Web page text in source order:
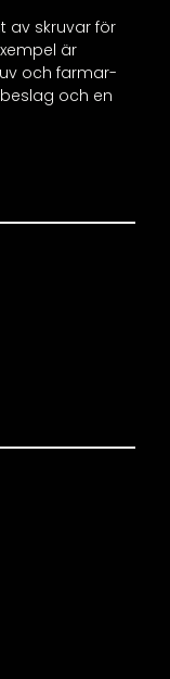
av skruvar för
är
och farmar-
och en